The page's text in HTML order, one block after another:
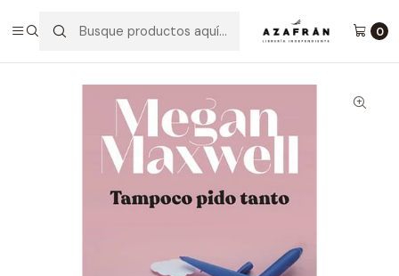
0
Romántica
Tampoco Pido Tanto